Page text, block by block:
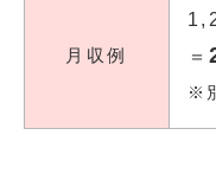
月収例
＝
※